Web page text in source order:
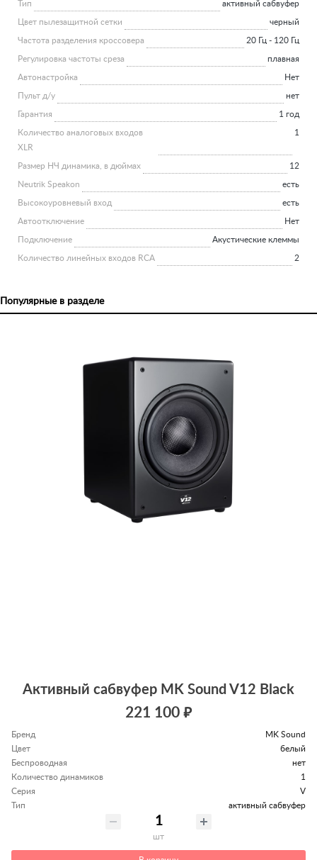
Тип активный сабвуфер
Цвет пылезащитной сетки черный
Частота разделения кроссовера 20 Гц - 120 Гц
Регулировка частоты среза плавная
Автонастройка Нет
Пульт д/у нет
Гарантия 1 год
Количество аналоговых входов
XLR
1
Размер НЧ динамика, в дюймах 12
Neutrik Speakon есть
Высокоуровневый вход есть
Автоотключение Нет
Подключение Акустические клеммы
Количество линейных входов RCA 2
Популярные в разделе
Активный сабвуфер MK Sound V12 Black
221 100 ₽
Бренд
MK Sound
Цвет
белый
Беспроводная
нет
Количество динамиков
1
Серия
V
Тип
активный сабвуфер
шт